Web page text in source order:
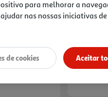
para melhorar a
nas nossas iniciativas
Aceitar
de cookies